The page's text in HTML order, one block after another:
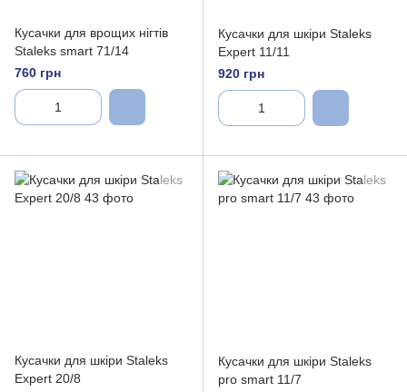
Кусачки для врощих нігтів
Staleks smart 71/14
760 грн
Кусачки для шкіри Staleks
Expert 11/11
920 грн
Кусачки для шкіри Staleks
Expert 20/8
Кусачки для шкіри Staleks
pro smart 11/7